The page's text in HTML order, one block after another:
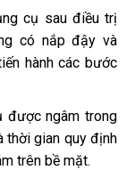
cụ sau điều trị
có nắp đậy và
hành các bước
được ngâm trong
thời gian quy định
trên bề mặt.